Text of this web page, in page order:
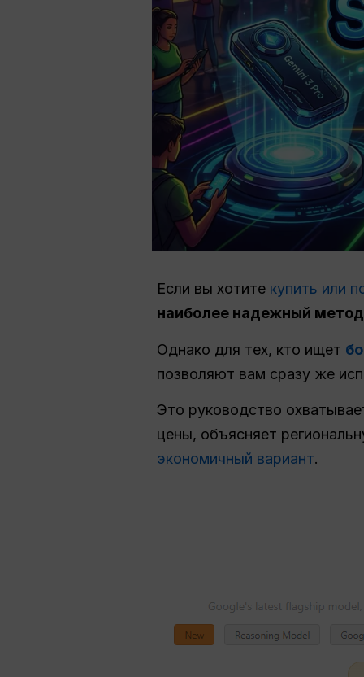
Если вы хотите купить или
наиболее надежный метод
Однако для тех, кто ищет
позволяют вам сразу же
Это руководство
цены, объясняет
экономичный вариант.